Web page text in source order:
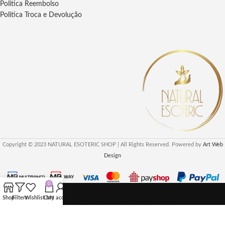
Politica Reembolso
Politica Troca e Devolução
Copyright © 2023 NATURAL ESOTERIC SHOP | All Rights Reserved. Powered by Art Web
Design
Seja Bem vindo a nossa Loja
ShopFiltersWishlist
0
Cart
My account